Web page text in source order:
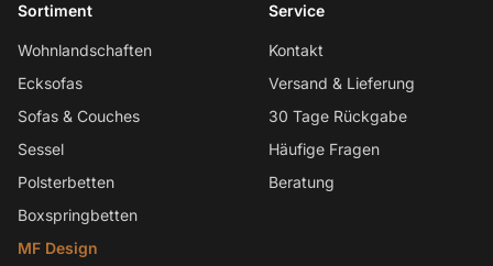
Sortiment
Wohnlandschaften
Ecksofas
Sofas & Couches
Sessel
Polsterbetten
Boxspringbetten
MF Design
Service
Kontakt
Versand & Lieferung
30 Tage Rückgabe
Häufige Fragen
Beratung